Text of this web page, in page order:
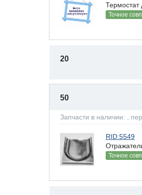
Термостат
Точное
20
50
Запчасти в наличии: ,
RID:5549
Точное